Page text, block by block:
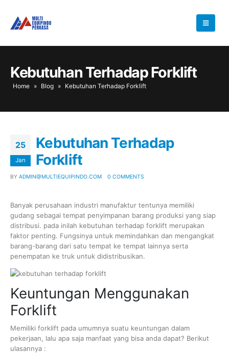
Kebutuhan Terhadap Forklift
Home » Blog » Kebutuhan Terhadap Forklift
25
Jan
Kebutuhan Terhadap
Forklift
BY ADMIN@MULTIEQUIPINDO.COM 0 COMMENTS
Banyak perusahaan industri manufaktur tentunya memiliki
gudang sebagai tempat penyimpanan barang produksi yang siap
distribusi. pada inilah kebutuhan terhadap forklift merupakan
faktor penting. Fungsinya untuk memindahkan dan mengangkat
barang-barang dari satu tempat ke tempat lainnya serta
penempatan ke truk untuk didistribusikan.
Keuntungan Menggunakan
Forklift
Memiliki forklift pada umumnya suatu keuntungan dalam
pekerjaan, lalu apa saja manfaat yang bisa anda dapat? Berikut
ulasannya :